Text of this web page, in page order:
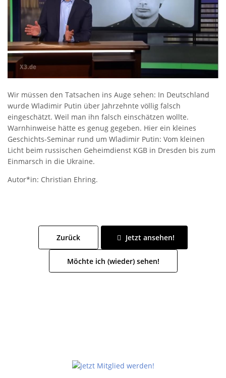
Wir müssen den Tatsachen ins Auge sehen: In Deutschland
wurde Wladimir Putin über Jahrzehnte völlig falsch
eingeschätzt. Weil man ihn falsch einschätzen wollte.
Warnhinweise hätte es genug gegeben. Hier ein kleines
Geschichts-Seminar rund um Wladimir Putin: Vom kleinen
Licht beim russischen Geheimdienst KGB in Dresden bis zum
Einmarsch in die Ukraine.
Autor*in: Christian Ehring.
Zurück Jetzt ansehen!
Möchte ich (wieder) sehen!